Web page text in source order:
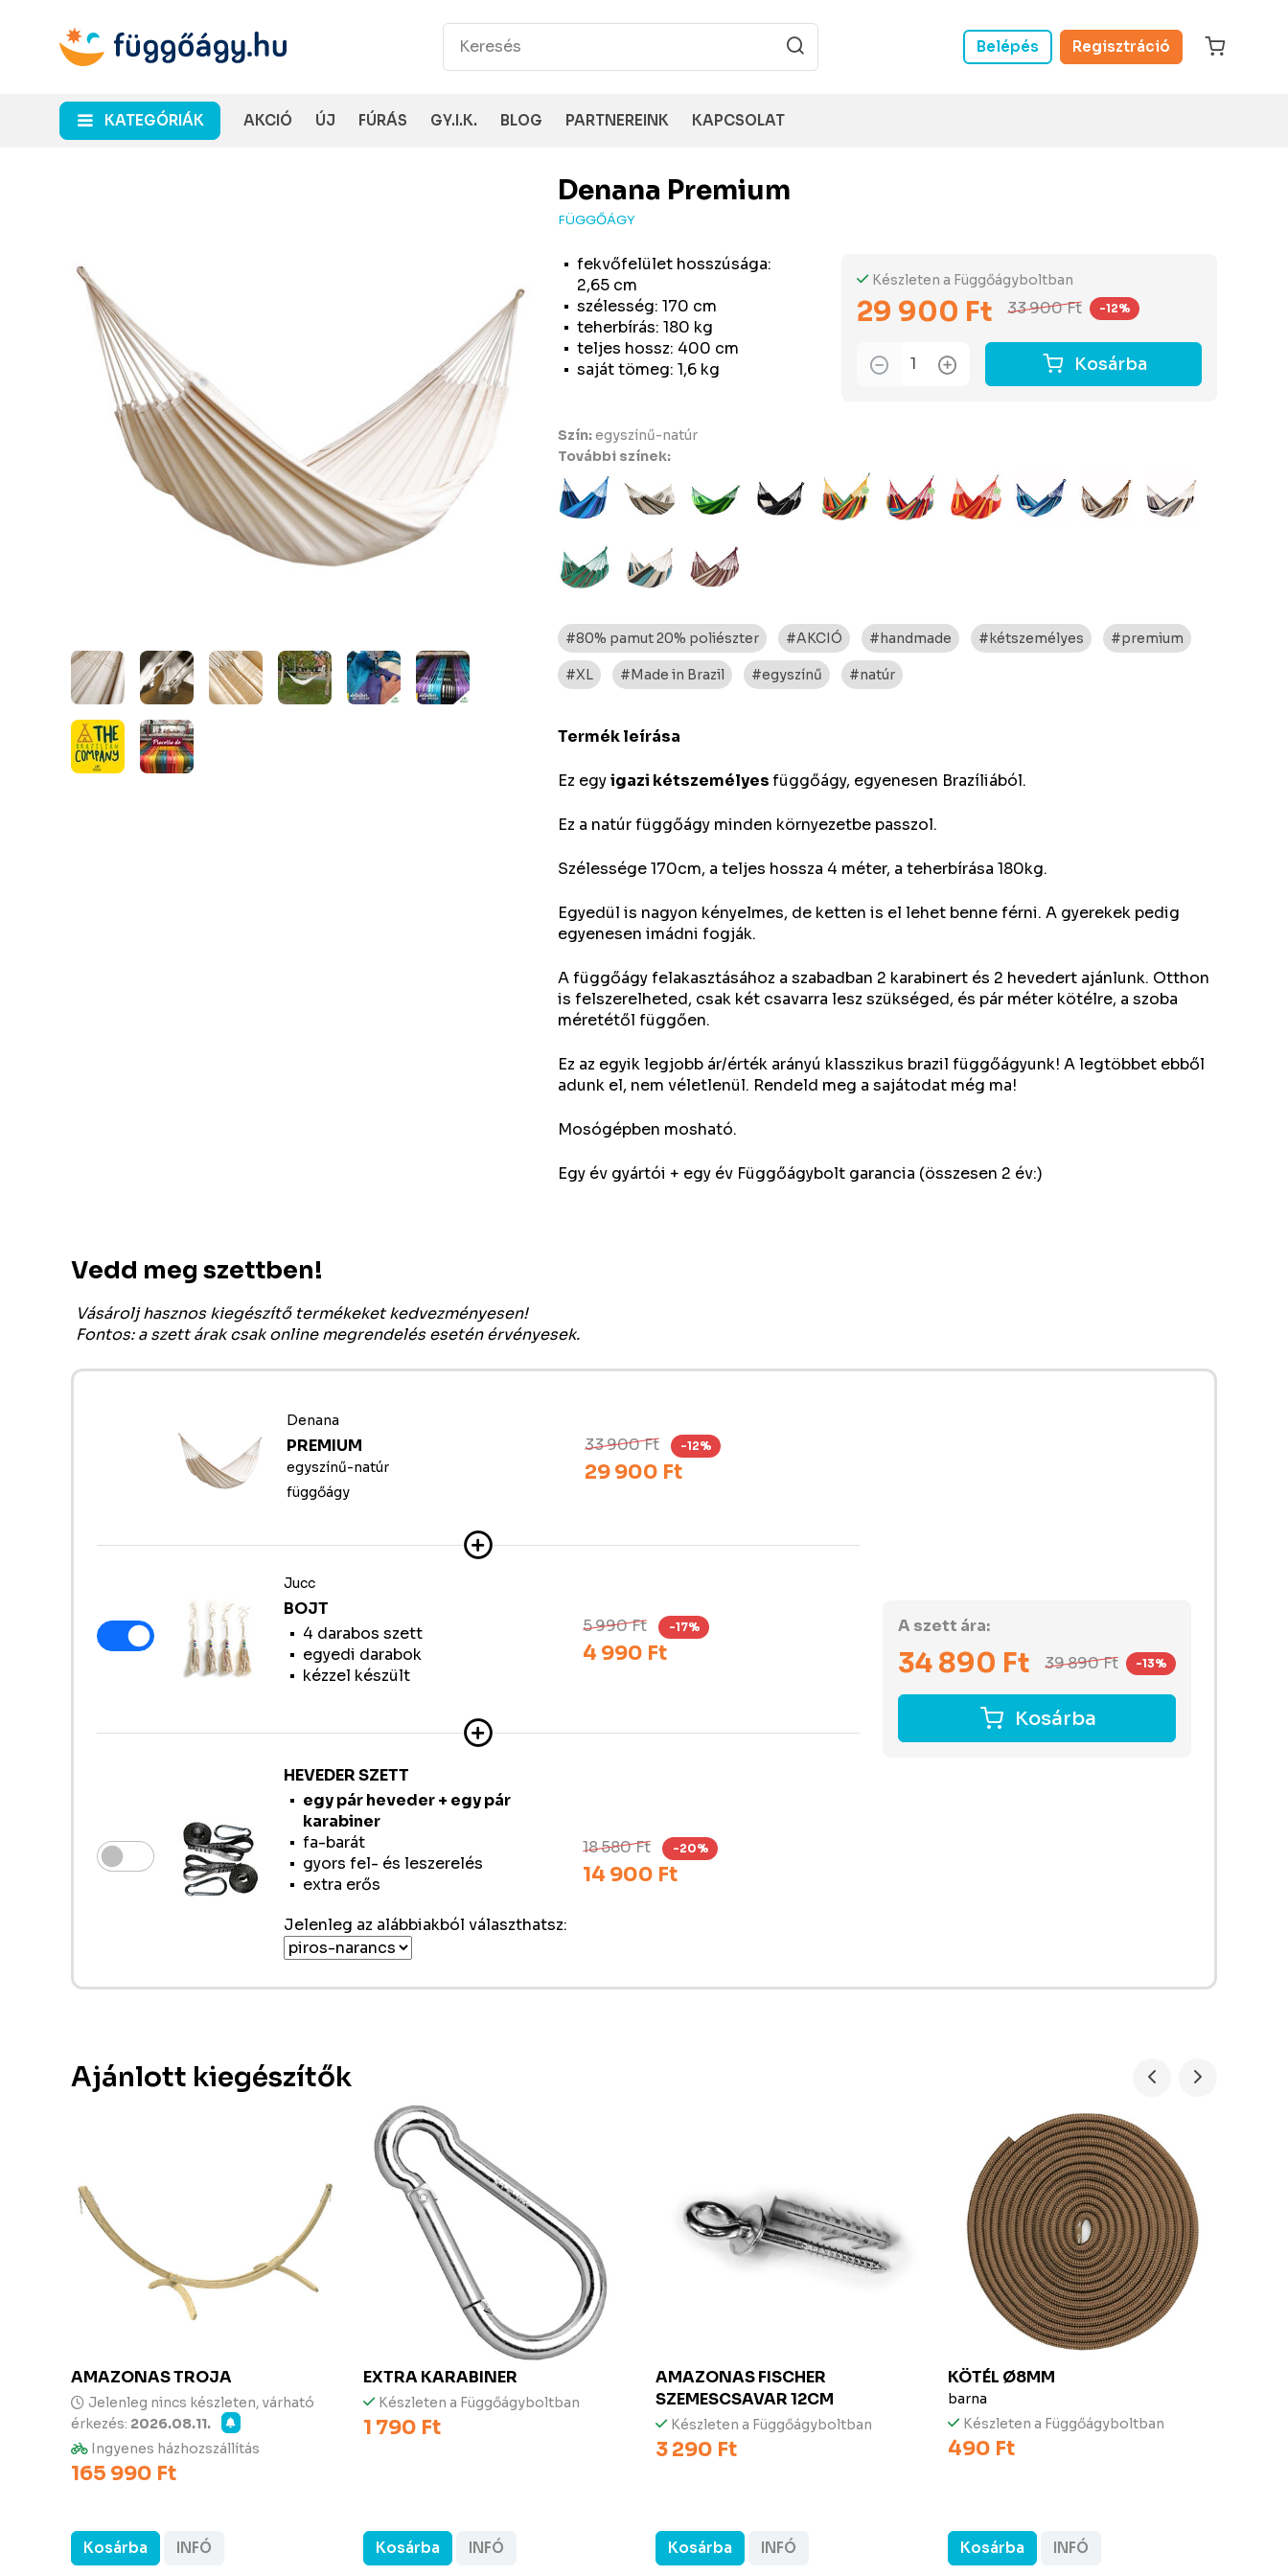
Belépés Regisztráció
KATEGÓRIÁK AKCIÓ ÚJ FÚRÁS GY.I.K. BLOG PARTNEREINK KAPCSOLAT
Denana Premium
FÜGGŐÁGY
fekvőfelület hosszúsága:
2,65 cm
szélesség: 170 cm
teherbírás: 180 kg
teljes hossz: 400 cm
saját tömeg: 1,6 kg
Készleten a Függőágyboltban
29 900 Ft 33 900 Ft -12%
Kosárba
Szín:egyszínű-natúr
További színek:
#80% pamut 20% poliészter #AKCIÓ #handmade #kétszemélyes #premium
#XL #Made in Brazil #egyszínű #natúr
Termék leírása
Ez egyigazi kétszemélyesfüggőágy, egyenesen Brazíliából.
Ez a natúr függőágy minden környezetbe passzol.
Szélessége 170cm, a teljes hossza 4 méter, a teherbírása 180kg.
Egyedül is nagyon kényelmes, de ketten is el lehet benne férni. A gyerekek pedig
egyenesen imádni fogják.
A függőágy felakasztásához a szabadban 2 karabinert és 2 hevedert ajánlunk. Otthon
is felszerelheted, csak két csavarra lesz szükséged, és pár méter kötélre, a szoba
méretétől függően.
Ez az egyik legjobb ár/érték arányú klasszikus brazil függőágyunk! A legtöbbet ebből
adunk el, nem véletlenül. Rendeld meg a sajátodat még ma!
Mosógépben mosható.
Egy év gyártói + egy év Függőágybolt garancia (összesen 2 év:)
Vedd meg szettben!
Vásárolj hasznos kiegészítő termékeket kedvezményesen!
Fontos: a szett árak csak online megrendelés esetén érvényesek.
Denana
PREMIUM
egyszínű-natúr
függőágy
33 900 Ft -12%
29 900 Ft
Jucc
BOJT
4 darabos szett
egyedi darabok
kézzel készült
5 990 Ft -17%
4 990 Ft
HEVEDER SZETT
egy pár heveder + egy pár
karabiner
fa-barát
gyors fel- és leszerelés
extra erős
Jelenleg az alábbiakból választhatsz:
18 580 Ft -20%
14 900 Ft
A szett ára:
34 890 Ft 39 890Ft -13%
Kosárba
Ajánlott kiegészítők
AMAZONASTROJA
Jelenleg nincs készleten, várható
érkezés: 2026.08.11.
Ingyenes házhozszállítás
165 990 Ft
Kosárba INFÓ
EXTRA KARABINER
Készleten a Függőágyboltban
1 790 Ft
Kosárba INFÓ
AMAZONAS FISCHER
SZEMESCSAVAR 12CM
Készleten a Függőágyboltban
3 290 Ft
Kosárba INFÓ
KÖTÉL Ø8MM
barna
Készleten a Függőágyboltban
490 Ft
Kosárba INFÓ